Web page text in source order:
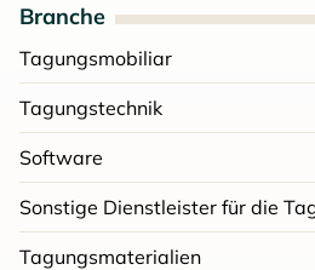
Branche
Tagungsmobiliar
Tagungstechnik
Software
Sonstige Dienstleister für die
Tagungsmaterialien